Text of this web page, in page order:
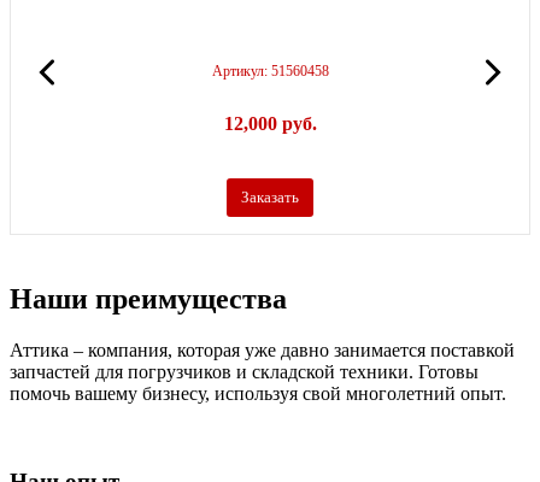
Артикул: 51560458
12,000 руб.
Заказать
Наши преимущества
Аттика – компания, которая уже давно занимается поставкой
запчастей для погрузчиков и складской техники. Готовы
помочь вашему бизнесу, используя свой многолетний опыт.